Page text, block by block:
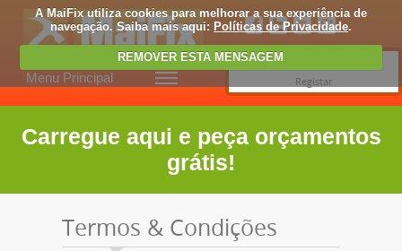
A MaiFix utiliza cookies para melhorar a sua experiência de
navegação. Saiba mais aqui: Políticas de Privacidade.
REMOVER ESTA MENSAGEM
Menu Principal
Registar
Carregue aqui e peça orçamentos
grátis!
Termos & Condições